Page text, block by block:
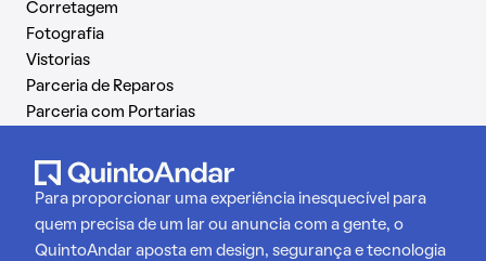
Corretagem
Fotografia
Vistorias
Parceria de Reparos
Parceria com Portarias
Para proporcionar uma experiência inesquecível para
quem precisa de um lar ou anuncia com a gente, o
QuintoAndar aposta em design, segurança e tecnologia